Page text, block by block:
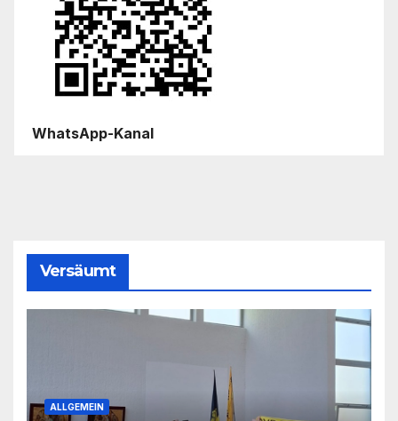
WhatsApp-Kanal
Versäumt
ALLGEMEIN